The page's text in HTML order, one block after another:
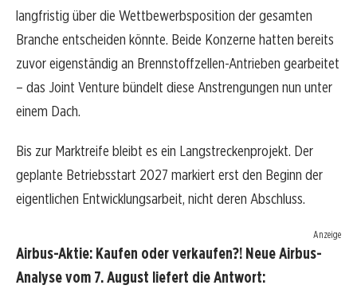
langfristig über die Wettbewerbsposition der gesamten
Branche entscheiden könnte. Beide Konzerne hatten bereits
zuvor eigenständig an Brennstoffzellen-Antrieben gearbeitet
– das Joint Venture bündelt diese Anstrengungen nun unter
einem Dach.
Bis zur Marktreife bleibt es ein Langstreckenprojekt. Der
geplante Betriebsstart 2027 markiert erst den Beginn der
eigentlichen Entwicklungsarbeit, nicht deren Abschluss.
Anzeige
Airbus-Aktie: Kaufen oder verkaufen?! Neue Airbus-
Analyse vom 7. August liefert die Antwort: